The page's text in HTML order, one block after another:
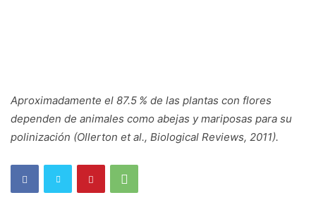
Aproximadamente el 87.5 % de las plantas con flores
dependen de animales como abejas y mariposas para su
polinización (Ollerton et al., Biological Reviews, 2011).